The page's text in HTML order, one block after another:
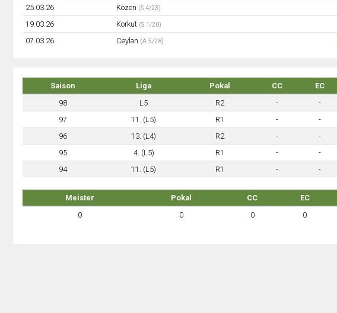
25.03.26 Közen (S 4/23)
19.03.26
Korkut (S 1/20)
07.03.26
Ceylan (A 5/28)
Saison Liga Pokal CC EC
98
L5 R2 - -
97
11. (L5) R1 - -
96
13. (L4) R2 - -
95
4. (L5) R1 - -
94
11. (L5) R1 - -
Meister Pokal CC EC
0
0 0 0